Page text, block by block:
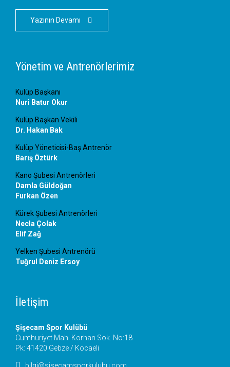
Yazının Devamı 
Yönetim ve Antrenörlerimiz
Kulüp Başkanı
Nuri Batur Okur
Kulüp Başkan Vekili
Dr. Hakan Bak
Kulüp Yöneticisi-Baş Antrenör
Barış Öztürk
Kano Şubesi Antrenörleri
Damla Güldoğan
Furkan Özen
Kürek Şubesi Antrenörleri
Necla Çolak
Elif Zağ
Yelken Şubesi Antrenörü
Tuğrul Deniz Ersoy
İletişim
Şişecam Spor Kulübü
Cumhuriyet Mah. Korhan Sok. No:18
Pk: 41420 Gebze / Kocaeli
 bilgi@sisecamsporkulubu.com